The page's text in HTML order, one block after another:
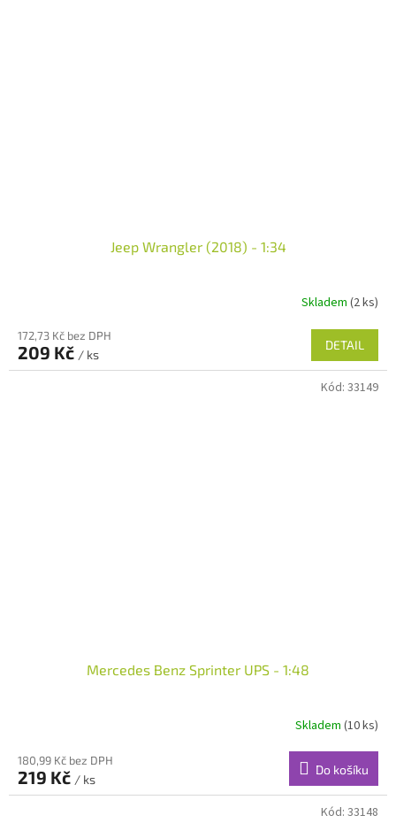
Jeep Wrangler (2018) - 1:34
Skladem (2 ks)
172,73 Kč bez DPH
209 Kč / ks
DETAIL
Mercedes Benz Sprinter UPS - 1:48
Skladem (10 ks)
180,99 Kč bez DPH
219 Kč / ks
Do košíku
Kód: 33149
Kód: 33148